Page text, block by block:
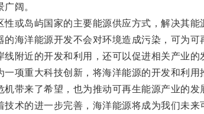
阔。
岛屿国家的主要能源供应方式，解决其能
洋能源开发不会对环境造成污染，可为可
近的开发和利用，还可以促进相关产业的
重大科技创新，将海洋能源的开发和利用
来了希望，也为推动可再生能源产业的发
的进一步完善，海洋能源将成为我们未来